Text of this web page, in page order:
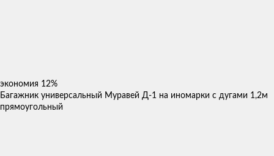
экономия 12%
Багажник универсальный Муравей Д-1 на иномарки с дугами 1,2м
прямоугольный